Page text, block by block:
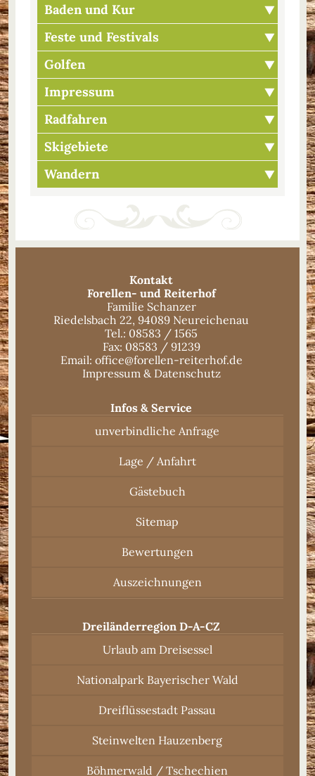
Baden und Kur
Feste und Festivals
Golfen
Impressum
Radfahren
Skigebiete
Wandern
Kontakt
Forellen- und Reiterhof
Familie Schanzer
Riedelsbach 22, 94089 Neureichenau
Tel.: 08583 / 1565
Fax: 08583 / 91239
Email: office@forellen-reiterhof.de
Impressum & Datenschutz
Infos & Service
unverbindliche Anfrage
Lage / Anfahrt
Gästebuch
Sitemap
Bewertungen
Auszeichnungen
Dreiländerregion D-A-CZ
Urlaub am Dreisessel
Nationalpark Bayerischer Wald
Dreiflüssestadt Passau
Steinwelten Hauzenberg
Böhmerwald / Tschechien